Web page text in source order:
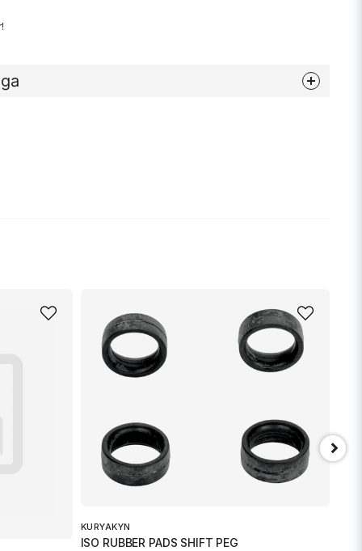
Skicka fråga
KURYAKYN
ISO RUBBER PADS SHIFT PEG